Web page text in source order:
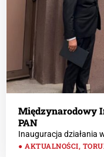
Międzynarodowy
PAN
Inauguracja działania
AKTUALNOŚCI,